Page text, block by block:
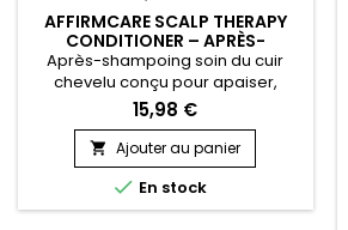
AFFIRMCARE SCALP THERAPY
CONDITIONER – APRÈS-
SHAMPOING APAISANT &
NOURRISSANT
Après-shampoing soin du cuir
chevelu conçu pour apaiser,
nourrir et renforcer la chevelure
tout en améliorant le confort à la
racine. L’origan purifie
naturellement grâce à ses
propriétés antibactériennes et
antifongiques, créant un
15,98 €
 Ajouter au panier
 En stock